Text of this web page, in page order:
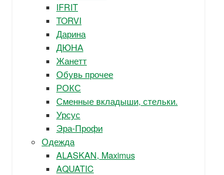
IFRIT
TORVI
Дарина
ДЮНА
Жанетт
Обувь прочее
РОКС
Сменные вкладыши, стельки.
Урсус
Эра-Профи
Одежда
ALASKAN, Maximus
AQUATIC